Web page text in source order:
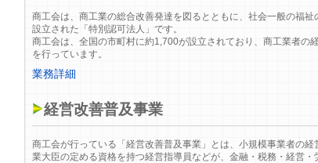
商工会は、商工業の総合改善発達を図るとともに、社会一般の福
設立された「特別認可法人」です。
商工会は、全国の市町村に約1,700が設立されており、商工業者の
を行っています。
業務詳細
経営改善普及事業
商工会が行っている「経営改善普及事業」とは、小規模事業者の
業大臣の定める資格を持つ経営指導員などが、金融・税務・経営